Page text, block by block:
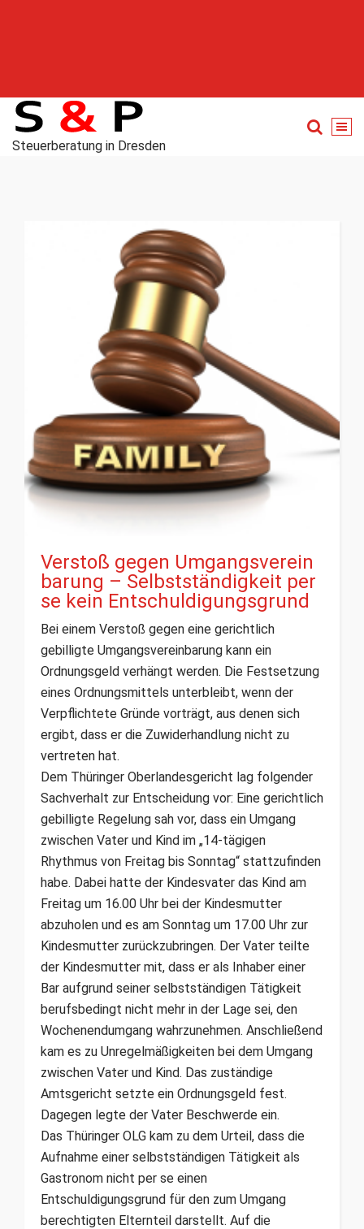
Steuerberatung in Dresden
Verstoß gegen Umgangsverein
barung – Selbstständigkeit per
se kein Entschuldigungsgrund
Bei einem Verstoß gegen eine gerichtlich
gebilligte Umgangsvereinbarung kann ein
Ordnungsgeld verhängt werden. Die Festsetzung
eines Ordnungsmittels unterbleibt, wenn der
Verpflichtete Gründe vorträgt, aus denen sich
ergibt, dass er die Zuwiderhandlung nicht zu
vertreten hat.
Dem Thüringer Oberlandesgericht lag folgender
Sachverhalt zur Entscheidung vor: Eine gerichtlich
gebilligte Regelung sah vor, dass ein Umgang
zwischen Vater und Kind im „14-tägigen
Rhythmus von Freitag bis Sonntag“ stattzufinden
habe. Dabei hatte der Kindesvater das Kind am
Freitag um 16.00 Uhr bei der Kindesmutter
abzuholen und es am Sonntag um 17.00 Uhr zur
Kindesmutter zurückzubringen. Der Vater teilte
der Kindesmutter mit, dass er als Inhaber einer
Bar aufgrund seiner selbstständigen Tätigkeit
berufsbedingt nicht mehr in der Lage sei, den
Wochenendumgang wahrzunehmen. Anschließend
kam es zu Unregelmäßigkeiten bei dem Umgang
zwischen Vater und Kind. Das zuständige
Amtsgericht setzte ein Ordnungsgeld fest.
Dagegen legte der Vater Beschwerde ein.
Das Thüringer OLG kam zu dem Urteil, dass die
Aufnahme einer selbstständigen Tätigkeit als
Gastronom nicht per se einen
Entschuldigungsgrund für den zum Umgang
berechtigten Elternteil darstellt. Auf die